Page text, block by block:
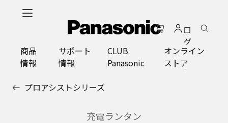
ロ
グ
イ
ン
商品
情報
サポート
情報
CLUB
Panasonic
オンライン
ストア
プロアシストシリーズ
充電ランタン